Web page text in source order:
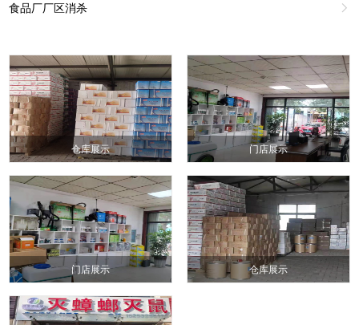
食品厂厂区消杀 
仓库展示 门店展示
门店展示 仓库展示